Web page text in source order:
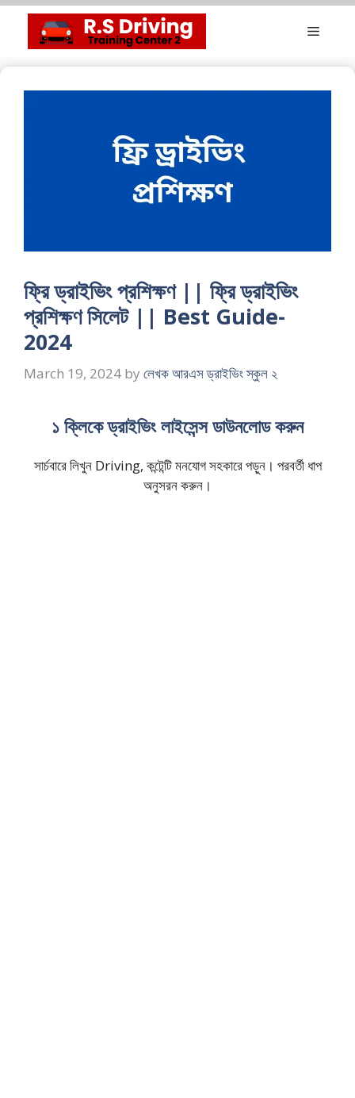
content
Menu
ফ্রি ড্রাইভিং প্রশিক্ষণ || ফ্রি ড্রাইভিং
প্রশিক্ষণ সিলেট || Best Guide-
2024
March 19, 2024 by লেখক আরএস ড্রাইভিং স্কুল ২
১ ক্লিকে ড্রাইভিং লাইসেন্স ডাউনলোড করুন
সার্চবারে লিখুন Driving, কন্টেন্টি মনযোগ সহকারে পড়ুন। পরবর্তী ধাপ
অনুসরন করুন।